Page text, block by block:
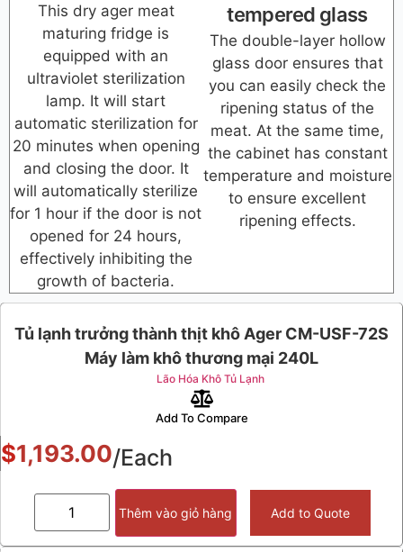
This dry ager meat
maturing fridge is
equipped with an
ultraviolet sterilization
lamp. It will start
automatic sterilization for
20 minutes when opening
and closing the door. It
will automatically sterilize
for 1 hour if the door is not
opened for 24 hours,
effectively inhibiting the
growth of bacteria.
tempered glass
The double-layer hollow
glass door ensures that
you can easily check the
ripening status of the
meat. At the same time,
the cabinet has constant
temperature and moisture
to ensure excellent
ripening effects.
Tủ lạnh trưởng thành thịt khô Ager CM-USF-72S
Máy làm khô thương mại 240L
Lão Hóa Khô Tủ Lạnh
Add To Compare
$1,193.00/Each
Thêm vào giỏ hàng Add to Quote